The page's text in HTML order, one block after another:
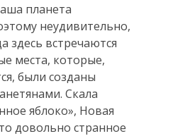
планета
неудивительно,
здесь встречаются
места, которые,
были созданы
Скала
яблоко», Новая
довольно странное